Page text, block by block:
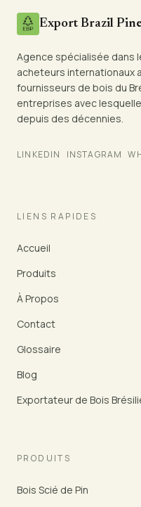
Export Brazil Pine
Agence spécialisée dans
acheteurs internationaux
fournisseurs de bois du
entreprises avec
depuis des décennies.
LINKEDIN INSTAGRAM
LIENS RAPIDES
Accueil
Produits
À Propos
Contact
Glossaire
Blog
Exportateur de Bois
PRODUITS
Bois Scié de Pin